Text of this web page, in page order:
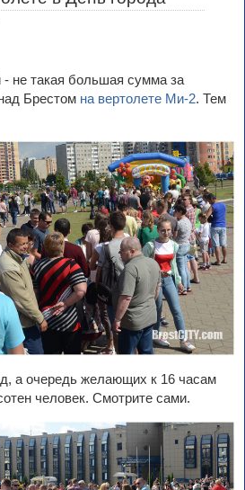
- не такая большая сумма за
Брестом на вертолете Ми-2. Тем
а очередь желающих к 16 часам
человек. Смотрите сами.